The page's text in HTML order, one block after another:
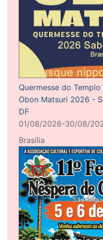
Quermesse do
Obon Matsuri 2026 -
DF
01/08/2026-30/08/
Brasília